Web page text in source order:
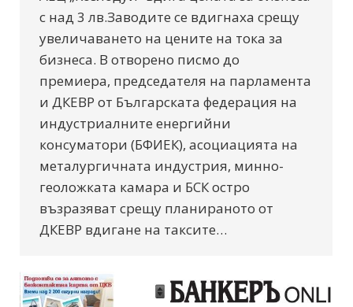
с над 3 лв.Заводите се вдигнаха срещу
увеличаването на цените на тока за
бизнеса. В отворено писмо до
премиера, председателя на парламента
и ДКЕВР от Българската федерация на
индустриалните енергийни
консуматори (БФИЕК), асоциацията на
металургичната индустрия, минно-
геоложката камара и БСК остро
възразяват срещу планираното от
ДКЕВР вдигане на таксите…